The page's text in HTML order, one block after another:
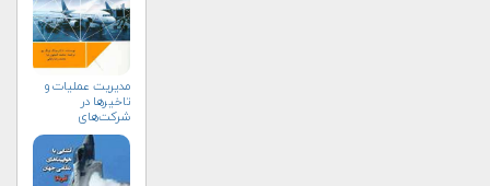
مدیریت عملیات و
تاخیرها در
شرکت‌های
هواپیمایی